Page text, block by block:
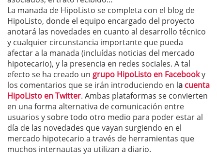
La manada de HipoListo se completa con el blog de
HipoListo, donde el equipo encargado del proyecto
anotará las novedades en cuanto al desarrollo técnico
y cualquier circunstancia importante que pueda
afectar a la manada (incluídas noticias del mercado
hipotecario), y la presencia en redes sociales. A tal
efecto se ha creado un grupo HipoListo en Facebooky
los comentarios que se irán introduciendo en la cuenta
HipoListo en Twitter. Ambas plataformas se convierten
en una forma alternativa de comunicación entre
usuarios y sobre todo otro medio para poder estar al
día de las novedades que vayan surgiendo en el
mercado hipotecario a través de herramientas que
muchos internautas ya utilizan a diario.